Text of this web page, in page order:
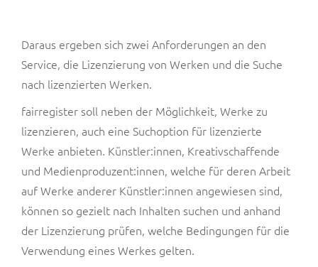
Daraus ergeben sich zwei Anforderungen an den
Service, die Lizenzierung von Werken und die Suche
nach lizenzierten Werken.
fairregister soll neben der Möglichkeit, Werke zu
lizenzieren, auch eine Suchoption für lizenzierte
Werke anbieten. Künstler:innen, Kreativschaffende
und Medienproduzent:innen, welche für deren Arbeit
auf Werke anderer Künstler:innen angewiesen sind,
können so gezielt nach Inhalten suchen und anhand
der Lizenzierung prüfen, welche Bedingungen für die
Verwendung eines Werkes gelten.